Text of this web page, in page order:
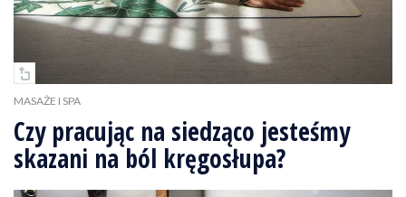
MASAŻE I SPA
Czy pracując na siedząco jesteśmy
skazani na ból kręgosłupa?